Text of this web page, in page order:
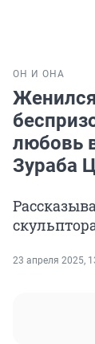
ОН И ОНА
любовь
Зураба
23 апреля 2025,